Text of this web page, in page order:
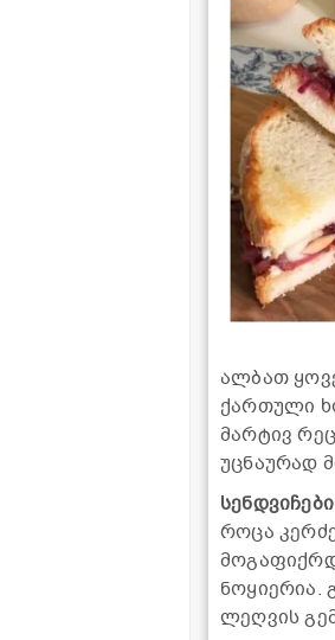
ალბათ
ქართული
მარტივ
უცნაურად
როცა
ნოყიერია.
ლეღვის